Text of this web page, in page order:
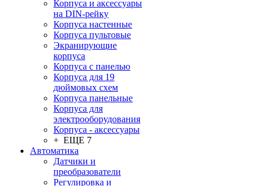
Корпуса и аксессуары
на DIN-рейку
Корпуса настенные
Корпуса пультовые
Экранирующие
корпуса
Корпуса с панелью
Корпуса для 19
дюймовых схем
Корпуса панельные
Корпуса для
электрооборудования
Корпуса - аксессуары
+ ЕЩЕ 7
Автоматика
Датчики и
преобразователи
Регулировка и